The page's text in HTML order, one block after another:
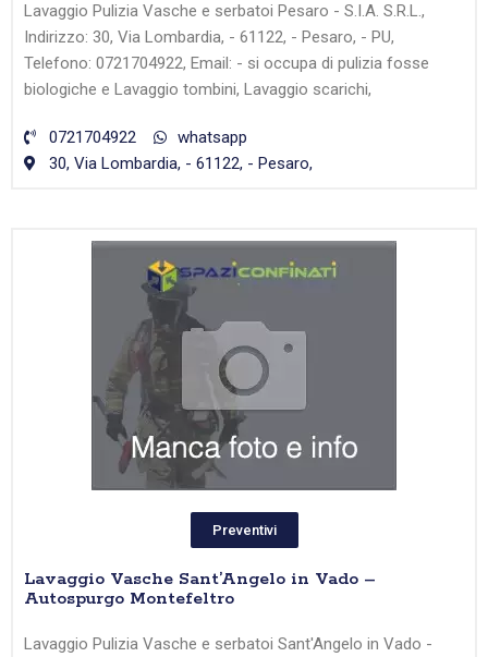
Lavaggio Pulizia Vasche e serbatoi Pesaro - S.I.A. S.R.L.,
Indirizzo: 30, Via Lombardia, - 61122, - Pesaro, - PU,
Telefono: 0721704922, Email: - si occupa di pulizia fosse
biologiche e Lavaggio tombini, Lavaggio scarichi,
0721704922
whatsapp
30, Via Lombardia, - 61122, - Pesaro,
Preventivi
Lavaggio Vasche Sant’Angelo in Vado –
Autospurgo Montefeltro
Lavaggio Pulizia Vasche e serbatoi Sant'Angelo in Vado -